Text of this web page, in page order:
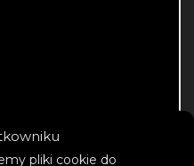
pliki cookie do